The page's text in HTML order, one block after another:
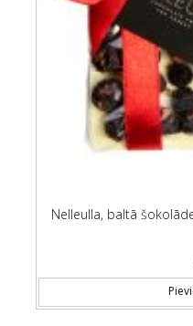
Nelleulla, baltā